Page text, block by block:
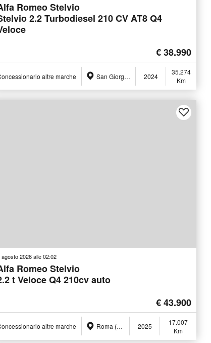
Romeo Stelvio
2.2 Turbodiesel 210 CV AT8 Q4
€ 38.990
altre marche San Giorgio a Liri (FR) 2024
35.274
Km
agosto 2026 alle 02:02
Romeo Stelvio
t Veloce Q4 210cv auto
€ 43.900
altre marche Roma (RM) 2025
17.007
Km